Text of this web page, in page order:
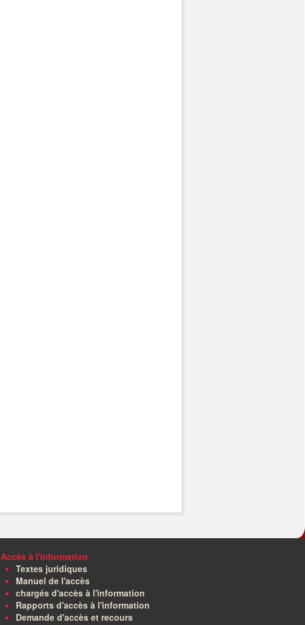
Accès à l'information
Textes juridiques
Manuel de l'accès
chargés d'accès à l'information
Rapports d'accès à l'information
Demande d'accès et recours